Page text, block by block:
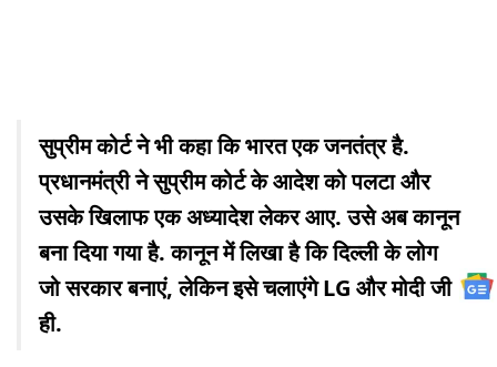
सुप्रीम कोर्ट ने भी कहा कि भारत एक जनतंत्र है.
प्रधानमंत्री ने सुप्रीम कोर्ट के आदेश को पलटा और
उसके खिलाफ एक अध्यादेश लेकर आए. उसे अब कानून
बना दिया गया है. कानून में लिखा है कि दिल्ली के लोग
जो सरकार बनाएं, लेकिन इसे चलाएंगे LG और मोदी जी
ही.